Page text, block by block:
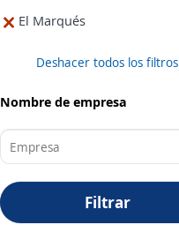
El Marqués
Deshacer todos los filtros
Nombre de empresa
Filtrar